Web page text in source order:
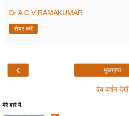
Dr A C V RAMAKUMAR
शेयर करें
‹ मुख्यपृष्ठ
वेब वर्शन देखें
मेरे बारे में